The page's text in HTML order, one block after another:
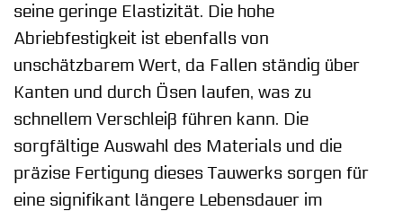
seine geringe Elastizität. Die hohe
Abriebfestigkeit ist ebenfalls von
unschätzbarem Wert, da Fallen ständig über
Kanten und durch Ösen laufen, was zu
schnellem Verschleiß führen kann. Die
sorgfältige Auswahl des Materials und die
präzise Fertigung dieses Tauwerks sorgen für
eine signifikant längere Lebensdauer im